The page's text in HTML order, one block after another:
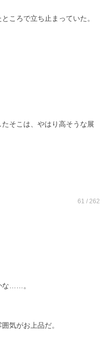
ころで立ち止まっていた。
そこは、やはり高そうな展
61 / 262
な……。
気がお上品だ。